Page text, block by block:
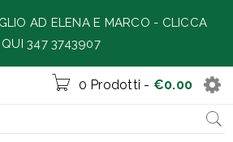
0 Prodotti - €0.00
AD ELENA E MARCO - CLICCA
QUI 347 3743907